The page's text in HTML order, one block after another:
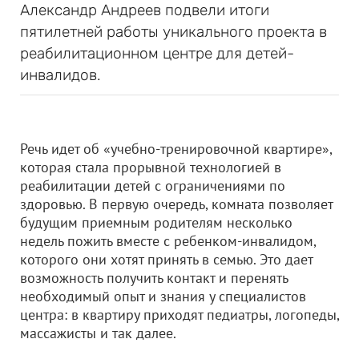
Александр Андреев подвели итоги
пятилетней работы уникального проекта в
реабилитационном центре для детей-
инвалидов.
Речь идет об «учебно-тренировочной квартире»,
которая стала прорывной технологией в
реабилитации детей с ограничениями по
здоровью. В первую очередь, комната позволяет
будущим приемным родителям несколько
недель пожить вместе с ребенком-инвалидом,
которого они хотят принять в семью. Это дает
возможность получить контакт и перенять
необходимый опыт и знания у специалистов
центра: в квартиру приходят педиатры, логопеды,
массажисты и так далее.